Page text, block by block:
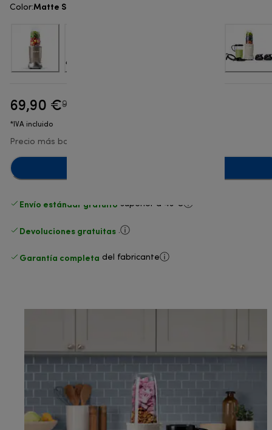
Color:Matte Sand
69,90 €99,90 €
*IVA incluido
Precio más bajo en los últimos 30 días
Envío estándar gratuito superior a 49 €
Devoluciones gratuitas .
Garantía completa del fabricante